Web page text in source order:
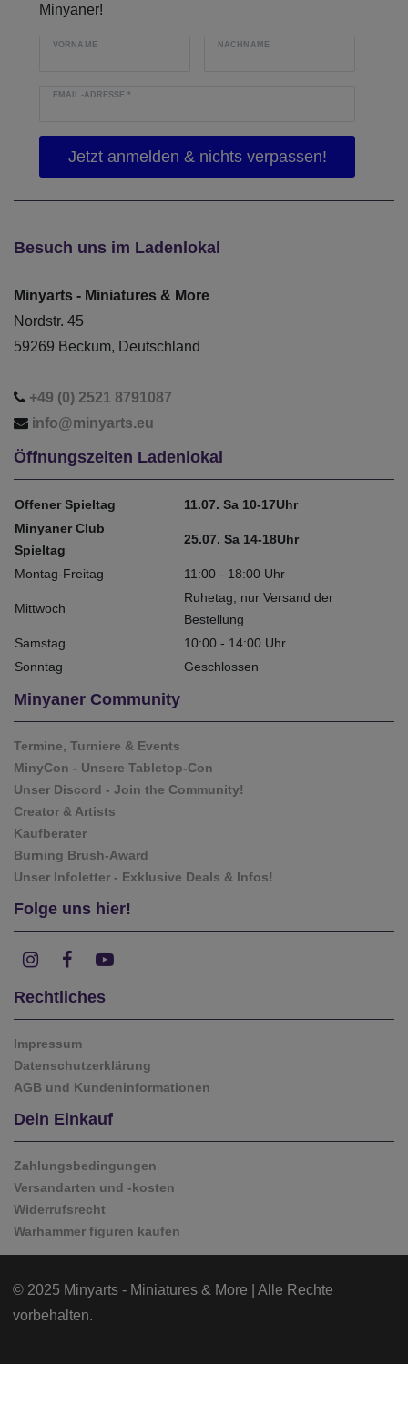
Minyaner!
VORNAME NACHNAME
EMAIL-ADRESSE*
Besuch uns im Ladenlokal
Minyarts - Miniatures & More
Nordstr. 45
59269 Beckum, Deutschland
+49 (0) 2521 8791087
info@minyarts.eu
Öffnungszeiten Ladenlokal
Offener Spieltag
11.07. Sa 10-17Uhr
Minyaner Club
Spieltag
25.07. Sa 14-18Uhr
Montag-Freitag 11:00 - 18:00 Uhr
Mittwoch
Ruhetag, nur Versand der
Bestellung
Samstag
10:00 - 14:00 Uhr
Sonntag
Geschlossen
Minyaner Community
Termine, Turniere & Events
MinyCon - Unsere Tabletop-Con
Unser Discord - Join the Community!
Creator & Artists
Kaufberater
Burning Brush-Award
Unser Infoletter - Exklusive Deals & Infos!
Folge uns hier!
Rechtliches
Impressum
Datenschutzerklärung
AGB und Kundeninformationen
Dein Einkauf
Zahlungsbedingungen
Versandarten und -kosten
Widerrufsrecht
Warhammer figuren kaufen
© 2025 Minyarts - Miniatures & More | Alle Rechte
vorbehalten.